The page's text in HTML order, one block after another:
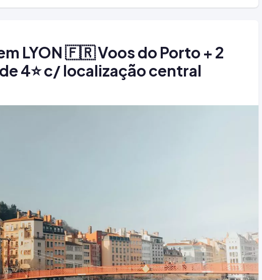
LYON 🇫🇷 Voos do Porto + 2
4⭐ c/ localização central